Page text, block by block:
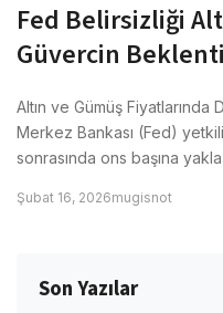
Fed Belirsizliği
Güvercin
Altın ve Gümüş Fiyatlarında
Merkez Bankası (Fed)
sonrasında ons başına
Şubat 16, 2026mugisnot
Son Yazılar